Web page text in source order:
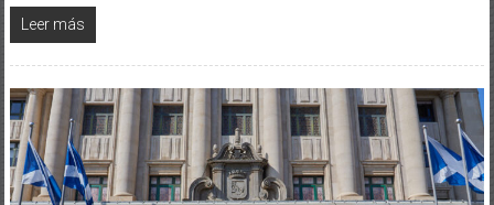
Leer más